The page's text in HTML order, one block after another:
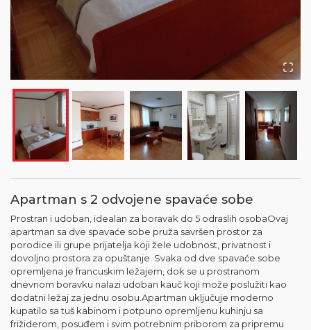
Apartman s 2 odvojene spavaće sobe
Prostran i udoban, idealan za boravak do 5 odraslih osobaOvaj
apartman sa dve spavaće sobe pruža savršen prostor za
porodice ili grupe prijatelja koji žele udobnost, privatnost i
dovoljno prostora za opuštanje. Svaka od dve spavaće sobe
opremljena je francuskim ležajem, dok se u prostranom
dnevnom boravku nalazi udoban kauč koji može poslužiti kao
dodatni ležaj za jednu osobu.Apartman uključuje moderno
kupatilo sa tuš kabinom i potpuno opremljenu kuhinju sa
frižiderom, posuđem i svim potrebnim priborom za pripremu